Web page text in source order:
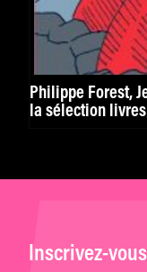
Philippe Forest,
la sélection
Inscrivez-